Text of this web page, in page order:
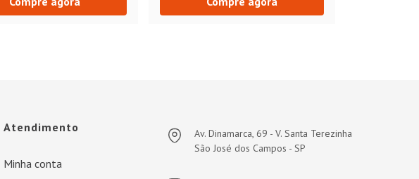
Atendimento
Minha conta
Av. Dinamarca, 69 - V. Santa Terezinha
São José dos Campos - SP